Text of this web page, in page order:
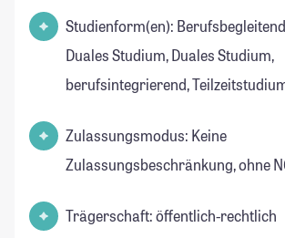
Studienform(en):
Duales Studium, Duales Studium,
berufsintegrierend,
Zulassungsmodus: Keine
Zulassungsbeschränkung, ohne
Trägerschaft: öffentlich-rechtlich